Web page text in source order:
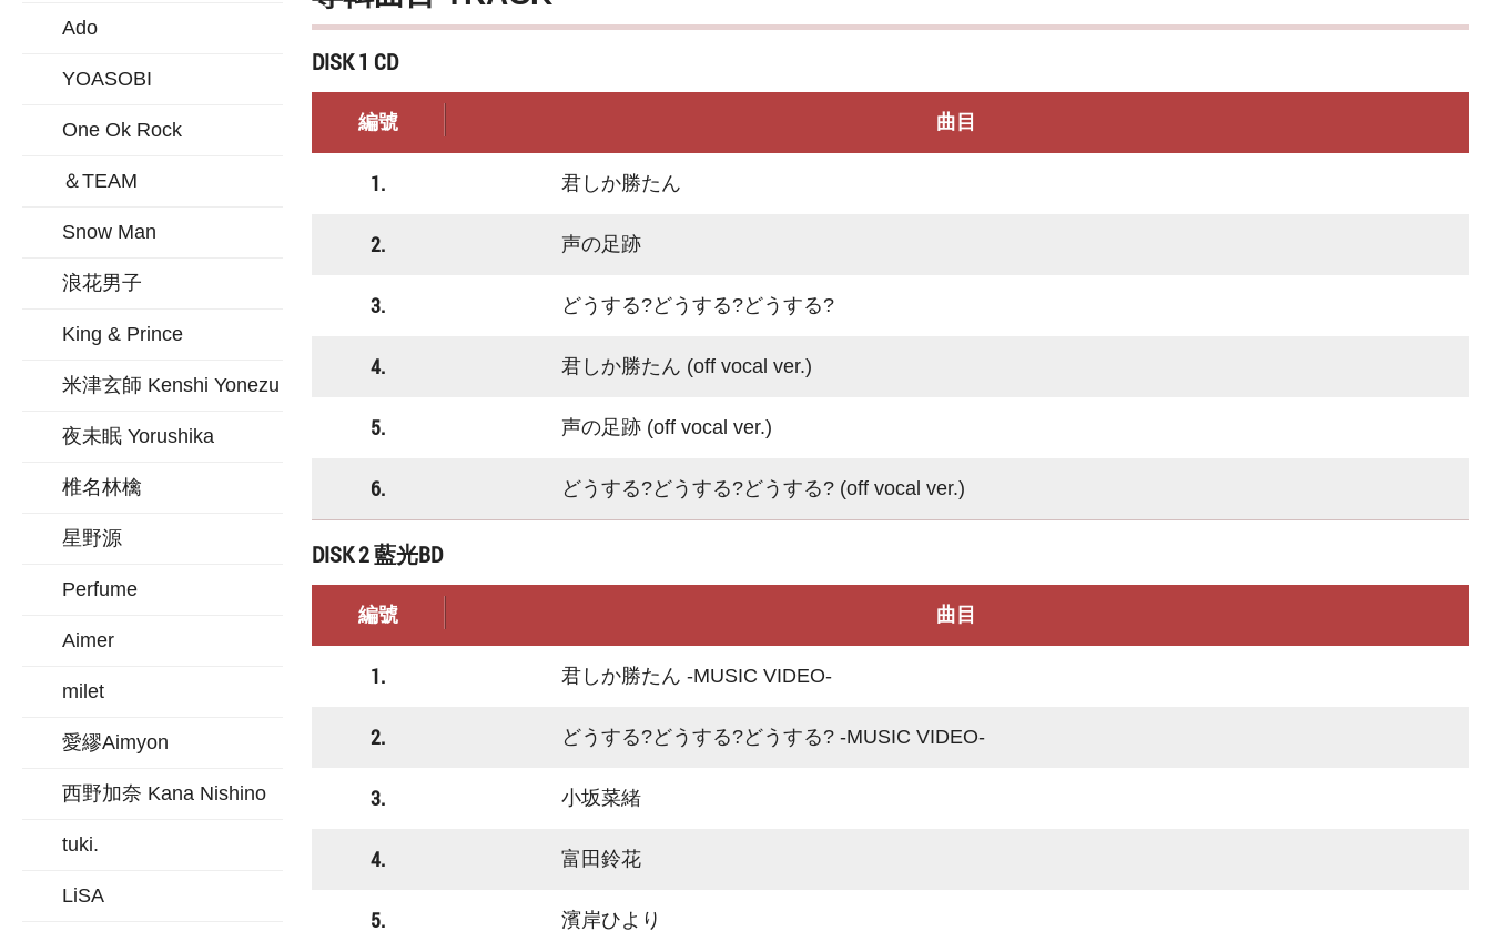
Ado
YOASOBI
One Ok Rock
＆TEAM
Snow Man
浪花男子
King & Prince
米津玄師 Kenshi Yonezu
夜未眠 Yorushika
椎名林檎
星野源
Perfume
Aimer
milet
愛繆Aimyon
西野加奈 Kana Nishino
tuki.
LiSA
DISK 1 CD
編號 曲目
1. 君しか勝たん
2. 声の足跡
3. どうする?どうする?どうする?
4. 君しか勝たん (off vocal ver.)
5. 声の足跡 (off vocal ver.)
6. どうする?どうする?どうする? (off vocal ver.)
DISK 2 藍光BD
編號 曲目
1. 君しか勝たん -MUSIC VIDEO-
2. どうする?どうする?どうする? -MUSIC VIDEO-
3. 小坂菜緒
4. 富田鈴花
5. 濱岸ひより